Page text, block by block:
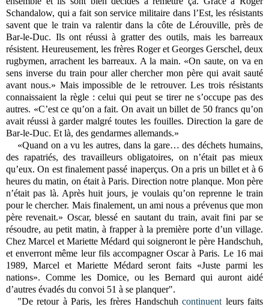
Schandalow, qui a fait son service militaire dans l’Est, les résistants
savent que le train va ralentir dans la côte de Lérouville, près de
Bar-le-Duc. Ils ont réussi à gratter des outils, mais les barreaux
résistent. Heureusement, les frères Roger et Georges Gerschel, deux
rugbymen, arrachent les barreaux. A la main. «On saute, on va en
sens inverse du train pour aller chercher mon père qui avait sauté
avant nous.» Mais impossible de le retrouver. Les trois résistants
connaissaient la règle : celui qui peut se tirer ne s’occupe pas des
autres. «C’est ce qu’on a fait. On avait un billet de 50 francs qu’on
avait réussi à garder malgré toutes les fouilles. Direction la gare de
Bar-le-Duc. Et là, des gendarmes allemands.»
«Quand on a vu les autres, dans la gare… des déchets humains,
des rapatriés, des travailleurs obligatoires, on n’était pas mieux
qu’eux. On est finalement passé inaperçus. On a pris un billet et à 6
heures du matin, on était à Paris. Direction notre planque. Mon père
n’était pas là. Après huit jours, je voulais qu’on reprenne le train
pour le chercher. Mais finalement, un ami nous a prévenus que mon
père revenait.» Oscar, blessé en sautant du train, avait fini par se
résoudre, au petit matin, à frapper à la première porte d’un village.
Chez Marcel et Mariette Médard qui soigneront le père Handschuh,
et enverront même leur fils accompagner Oscar à Paris. Le 16 mai
1989, Marcel et Mariette Médard seront faits «Juste parmi les
nations». Comme les Domice, ou les Bernard qui auront aidé
d’autres évadés du convoi 51 à se planquer".
"De retour à Paris, les frères Handschuhcontinuent leurs faits